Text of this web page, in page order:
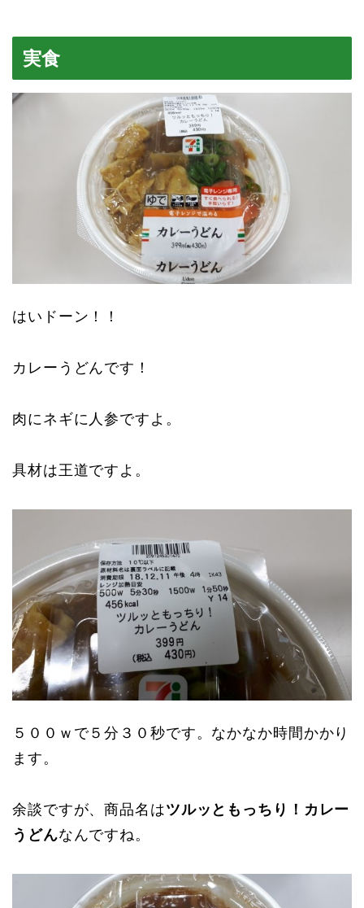
実食
はいドーン！！
カレーうどんです！
肉にネギに人参ですよ。
具材は王道ですよ。
５００ｗで５分３０秒です。なかなか時間かかり
ます。
余談ですが、商品名はツルッともっちり！カレー
うどんなんですね。